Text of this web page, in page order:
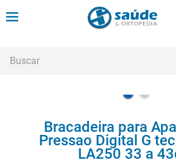
Bracadeira para
Pressao Digital G
LA250 33 a
andadores
meia compressao